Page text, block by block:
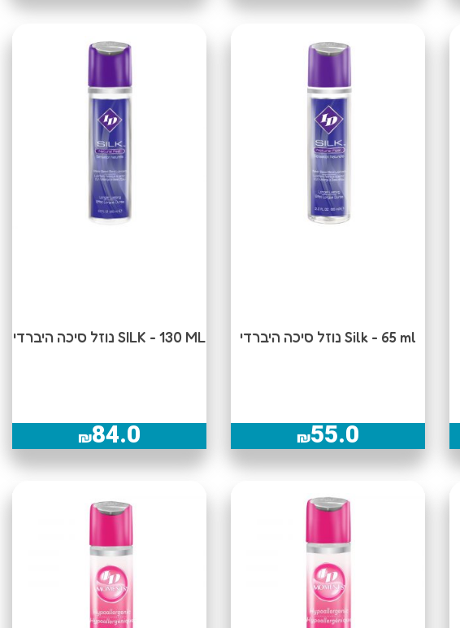
Silk - 65 ml נוזל סיכה היברדי
₪55.0
SILK - 130 ML נוזל סיכה היברדי
₪84.0